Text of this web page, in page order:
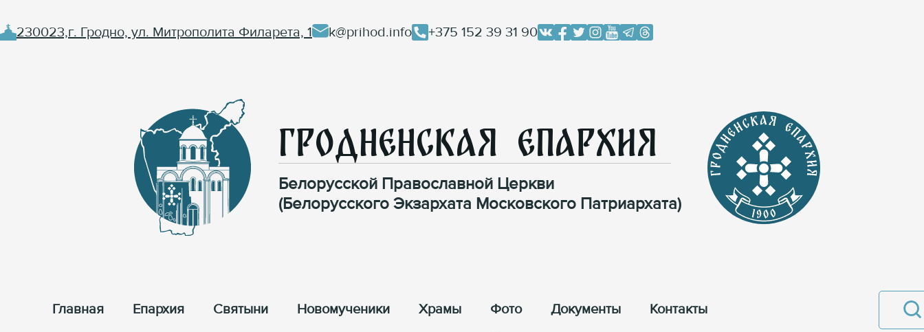
230023,г. Гродно, ул. Митрополита Филарета, 1 k@prihod.info +375 152 39 31 90
Гродненская Епархия
Белорусской Православной Церкви
(Белорусского Экзархата Московского Патриархата)
Главная Епархия Cвятыни Новомученики Храмы Фото Документы Контакты